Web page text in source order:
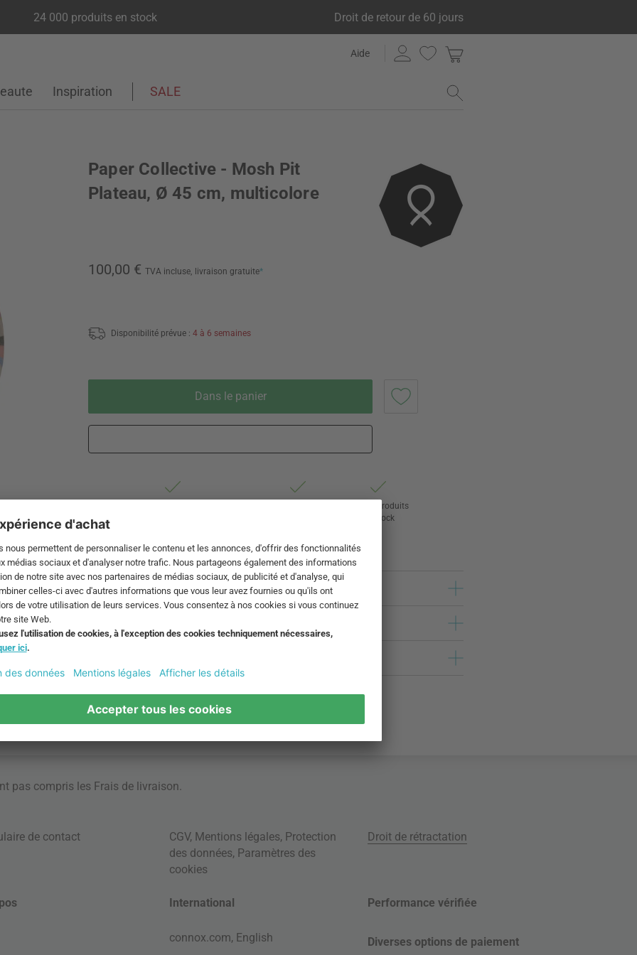
24 000 produits en stock Droit de retour de 60 jours
Aide
Inspiration SALE
Paper Collective - Mosh Pit
Plateau, Ø 45 cm, multicolore
100,00 € TVA incluse, livraison gratuite*
Disponibilité prévue : 4 à 6 semaines
Dans le panier
24 000 produits
en stock
pas compris les Frais de livraison.
de contact CGV, Mentions légales, Protection
des données, Paramètres des
cookies
Droit de rétractation
International
connox.com, English
Performance vérifiée
Diverses options de paiement